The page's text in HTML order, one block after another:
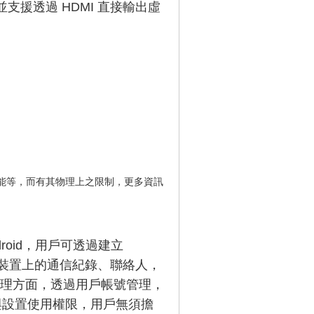
支援透過 HDMI 直接輸出虛
等，而有其物理上之限制，更多資訊
，用戶可透過建立
上的通信紀錄、聯絡人，
方面，透過用戶帳號管理，
置使用權限，用戶無須擔